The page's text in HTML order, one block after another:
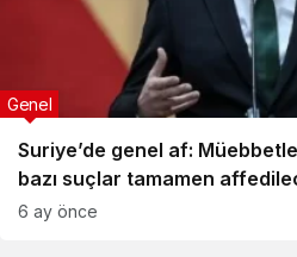
Suriye’de genel af:
bazı suçlar tamamen
Genel
6 ay önce